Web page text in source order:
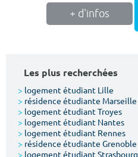
+ d'infos
Les plus recherchées
> logement étudiant Lille
> résidence étudiante Marseille
> logement étudiant Troyes
> logement étudiant Nantes
> logement étudiant Rennes
> résidence étudiante Grenoble
> logement étudiant Strasbourg